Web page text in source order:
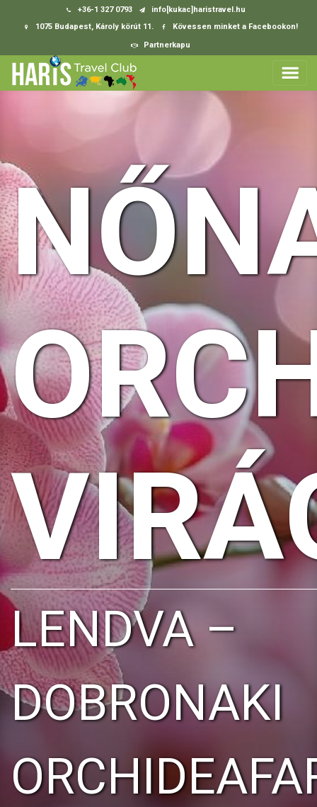
+36-1 327 0793
info[kukac]haristravel.hu
1075 Budapest, Károly körút 11.
Kövessen minket a Facebookon!
Partnerkapu
LENDVA –
DOBRONAKI